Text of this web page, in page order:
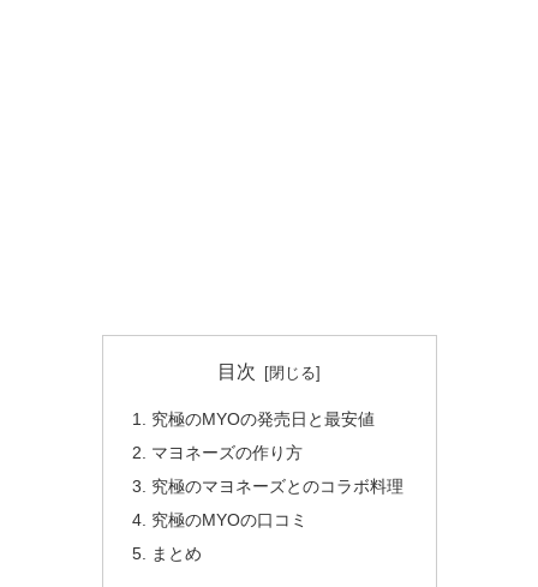
目次
究極のMYOの発売日と最安値
マヨネーズの作り方
究極のマヨネーズとのコラボ料理
究極のMYOの口コミ
まとめ